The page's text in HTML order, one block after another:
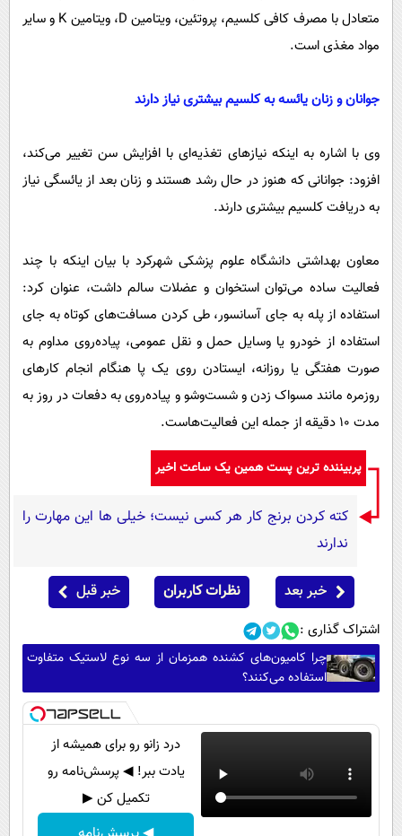
متعادل با مصرف کافی کلسیم، پروتئین، ویتامین D، ویتامین K و سایر
مواد مغذی است.
جوانان و زنان یائسه به کلسیم بیشتری نیاز دارند
وی با اشاره به اینکه نیازهای تغذیه‌ای با افزایش سن تغییر می‌کند،
افزود: جوانانی که هنوز در حال رشد هستند و زنان بعد از یائسگی نیاز
به دریافت کلسیم بیشتری دارند.
معاون بهداشتی دانشگاه علوم پزشکی شهرکرد با بیان اینکه با چند
فعالیت ساده می‌توان استخوان و عضلات سالم داشت، عنوان کرد:
استفاده از پله به جای آسانسور، طی کردن مسافت‌های کوتاه به جای
استفاده از خودرو یا وسایل حمل و نقل عمومی، پیاده‌روی مداوم به
صورت هفتگی یا روزانه، ایستادن روی یک پا هنگام انجام کارهای
روزمره مانند مسواک زدن و شست‌وشو و پیاده‌روی به دفعات در روز به
مدت ۱۰ دقیقه از جمله این فعالیت‌هاست.
پربیننده ترین پست همین یک ساعت اخیر
کته کردن برنج کار هر کسی نیست؛ خیلی ها این مهارت را
ندارند
خبر بعد نظرات کاربران خبر قبل
اشتراک گذاری :
چرا کامیون‌های کشنده همزمان از سه نوع لاستیک متفاوت
استفاده می‌کنند؟
درد زانو رو برای همیشه از
یادت ببر! ◀ پرسش‌نامه رو
تکمیل کن ▶